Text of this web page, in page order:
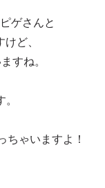
ゲさんと
ど、
すね。
ゃいますよ！